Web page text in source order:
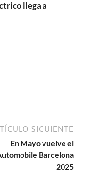
llega a
SIGUIENTE
En Mayo vuelve el
Barcelona
2025